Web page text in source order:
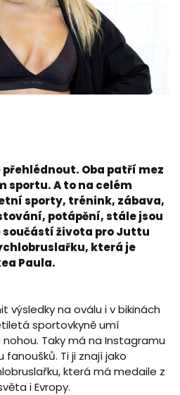
Oba patří mez
sportu. A to na celém
sporty, trénink, zábava,
potápění, stále jsou
součástí života pro Juttu
která je
Paula.
výsledky na oválu i v bikinách
sportovkyně umí
Taky má na Instagramu
Ti ji znají jako
která má medaile z
i Evropy.